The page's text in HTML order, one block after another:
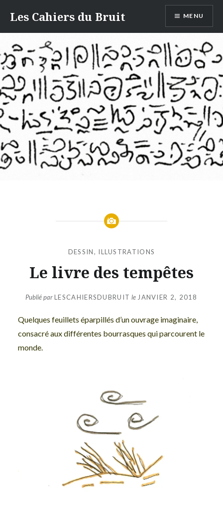
contenu
Les Cahiers du Bruit MENU
DESSIN, ILLUSTRATIONS
Le livre des tempêtes
Publié parLESCAHIERSDUBRUIT le JANVIER 2, 2018
Quelques feuillets éparpillés d’un ouvrage imaginaire,
consacré aux différentes bourrasques qui parcourent le
monde.